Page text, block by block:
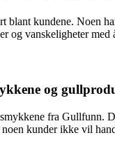
kundene. Noen
og vanskeligheter
og
fra Gullfunn.
kunder ikke vil